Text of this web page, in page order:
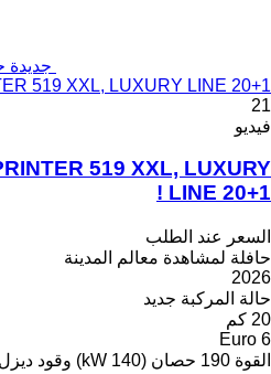
جديدة
519 XXL, LUXURY LINE 20+1 !
21
فيديو
519 XXL, LUXURY
LINE 20+1 !
السعر عند الطلب
حافلة لمشاهدة معالم المدينة
2026
حالة المركبة جديد
20 كم
Euro 6
القوة 190 حصان (140 kW) وقود